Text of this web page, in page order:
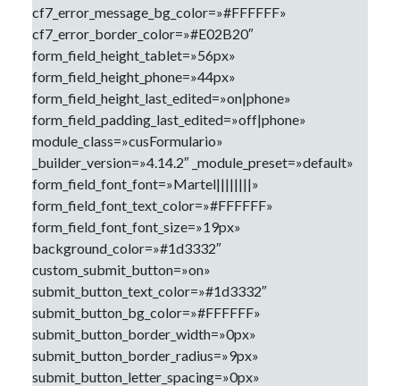
cf7_error_message_bg_color=»#FFFFFF»
cf7_error_border_color=»#E02B20″
form_field_height_tablet=»56px»
form_field_height_phone=»44px»
form_field_height_last_edited=»on|phone»
form_field_padding_last_edited=»off|phone»
module_class=»cusFormulario»
_builder_version=»4.14.2″ _module_preset=»default»
form_field_font_font=»Martel||||||||»
form_field_font_text_color=»#FFFFFF»
form_field_font_font_size=»19px»
background_color=»#1d3332″
custom_submit_button=»on»
submit_button_text_color=»#1d3332″
submit_button_bg_color=»#FFFFFF»
submit_button_border_width=»0px»
submit_button_border_radius=»9px»
submit_button_letter_spacing=»0px»